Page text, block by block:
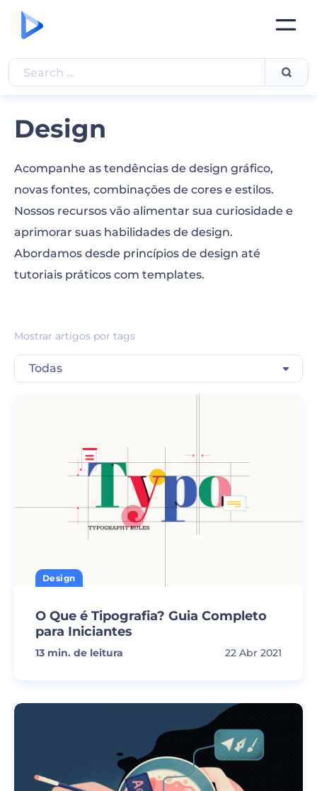
Design
Acompanhe as tendências de design gráfico,
novas fontes, combinações de cores e estilos.
Nossos recursos vão alimentar sua curiosidade e
aprimorar suas habilidades de design.
Abordamos desde princípios de design até
tutoriais práticos com templates.
Mostrar artigos por tags
Todas
Design
O Que é Tipografia? Guia Completo
para Iniciantes
13 min. de leitura 22 Abr 2021